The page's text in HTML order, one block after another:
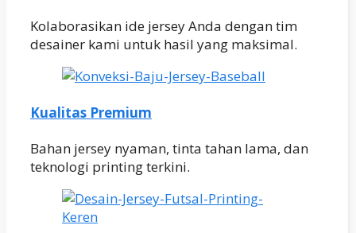
Kolaborasikan ide jersey Anda dengan tim
desainer kami untuk hasil yang maksimal.
Kualitas Premium
Bahan jersey nyaman, tinta tahan lama, dan
teknologi printing terkini.